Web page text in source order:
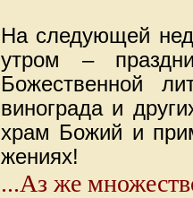
На следующей
утром –
Божественной
винограда и
храм Божий и
жениях!
...Аз же